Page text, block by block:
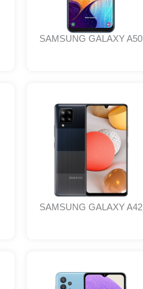
SAMSUNG GALAXY A50
SAMSUNG GALAXY A42